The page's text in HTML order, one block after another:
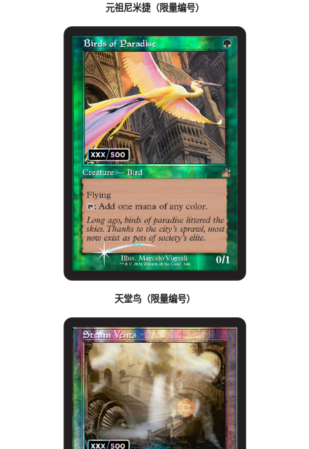
元祖尼米捷（限量编号）
天堂鸟（限量编号）